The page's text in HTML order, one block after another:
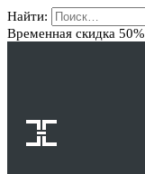
Найти:
Временная скидка 50%